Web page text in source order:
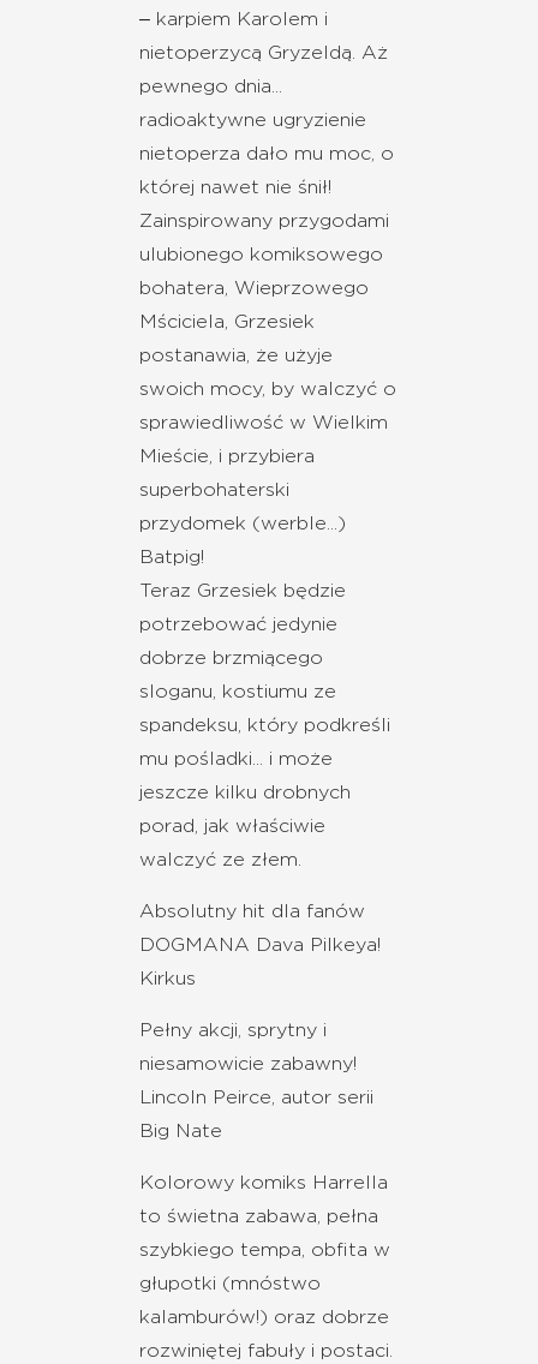
‒ karpiem Karolem i
nietoperzycą Gryzeldą. Aż
pewnego dnia...
radioaktywne ugryzienie
nietoperza dało mu moc, o
której nawet nie śnił!
Zainspirowany przygodami
ulubionego komiksowego
bohatera, Wieprzowego
Mściciela, Grzesiek
postanawia, że użyje
swoich mocy, by walczyć o
sprawiedliwość w Wielkim
Mieście, i przybiera
superbohaterski
przydomek (werble...)
Batpig!
Teraz Grzesiek będzie
potrzebować jedynie
dobrze brzmiącego
sloganu, kostiumu ze
spandeksu, który podkreśli
mu pośladki... i może
jeszcze kilku drobnych
porad, jak właściwie
walczyć ze złem.
Absolutny hit dla fanów
DOGMANA Dava Pilkeya!
Kirkus
Pełny akcji, sprytny i
niesamowicie zabawny!
Lincoln Peirce, autor serii
Big Nate
Kolorowy komiks Harrella
to świetna zabawa, pełna
szybkiego tempa, obfita w
głupotki (mnóstwo
kalamburów!) oraz dobrze
rozwiniętej fabuły i postaci.